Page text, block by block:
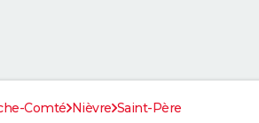
Comté Nièvre Saint-Père